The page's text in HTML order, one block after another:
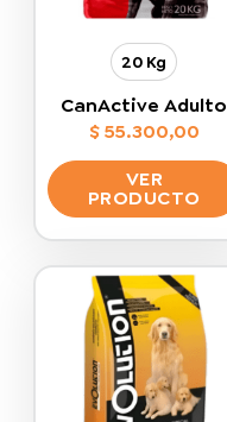
20 Kg
CanActive Adulto
$55.300,00
VER
PRODUCTO
tiene
múltiples
variantes.
Las
opciones
se